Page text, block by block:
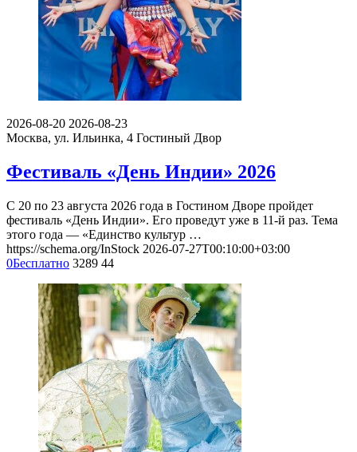
2026-08-20 2026-08-23
Москва, ул. Ильинка, 4 Гостиный Двор
Фестиваль «День Индии» 2026
С 20 по 23 августа 2026 года в Гостином Дворе пройдет
фестиваль «День Индии». Его проведут уже в 11-й раз. Тема
этого года — «Единство культур …
https://schema.org/InStock 2026-07-27T00:10:00+03:00
0Бесплатно 3289 44